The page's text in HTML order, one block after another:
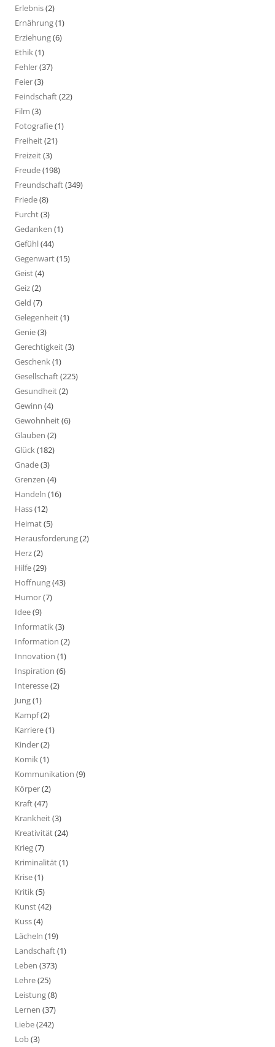
Erlebnis(2)
Ernährung(1)
Erziehung(6)
Ethik(1)
Fehler(37)
Feier(3)
Feindschaft(22)
Film (3)
Fotografie(1)
Freiheit(21)
Freizeit(3)
Freude(198)
Freundschaft(349)
Friede(8)
Furcht(3)
Gedanken (1)
Gefühl(44)
Gegenwart(15)
Geist(4)
Geiz(2)
Geld (7)
Gelegenheit(1)
Genie(3)
Gerechtigkeit(3)
Geschenk(1)
Gesellschaft(225)
Gesundheit(2)
Gewinn (4)
Gewohnheit(6)
Glauben (2)
Glück(182)
Gnade(3)
Grenzen (4)
Handeln (16)
Hass(12)
Heimat(5)
Herausforderung(2)
Herz(2)
Hilfe(29)
Hoffnung(43)
Humor(7)
Idee(9)
Informatik(3)
Information (2)
Innovation (1)
Inspiration (6)
Interesse(2)
Jung(1)
Kampf(2)
Karriere(1)
Kinder(2)
Komik(1)
Kommunikation (9)
Körper(2)
Kraft(47)
Krankheit(3)
Kreativität(24)
Krieg(7)
Kriminalität(1)
Krise(1)
Kritik(5)
Kunst(42)
Kuss(4)
Lächeln (19)
Landschaft(1)
Leben (373)
Lehre(25)
Leistung(8)
Lernen (37)
Liebe(242)
Lob(3)